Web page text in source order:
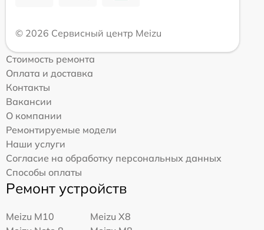
© 2026 Сервисный центр Meizu
Стоимость ремонта
Оплата и доставка
Контакты
Вакансии
О компании
Ремонтируемые модели
Наши услуги
Согласие на обработку персональных данных
Способы оплаты
Ремонт устройств
Meizu M10
Meizu X8